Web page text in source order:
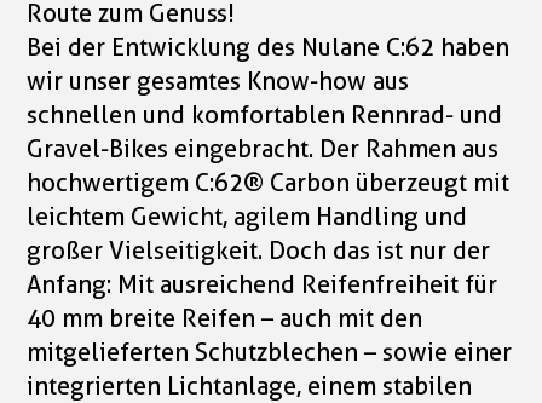
Route zum Genuss!
Bei der Entwicklung des Nulane C:62 haben
wir unser gesamtes Know-how aus
schnellen und komfortablen Rennrad- und
Gravel-Bikes eingebracht. Der Rahmen aus
hochwertigem C:62® Carbon überzeugt mit
leichtem Gewicht, agilem Handling und
großer Vielseitigkeit. Doch das ist nur der
Anfang: Mit ausreichend Reifenfreiheit für
40 mm breite Reifen – auch mit den
mitgelieferten Schutzblechen – sowie einer
integrierten Lichtanlage, einem stabilen